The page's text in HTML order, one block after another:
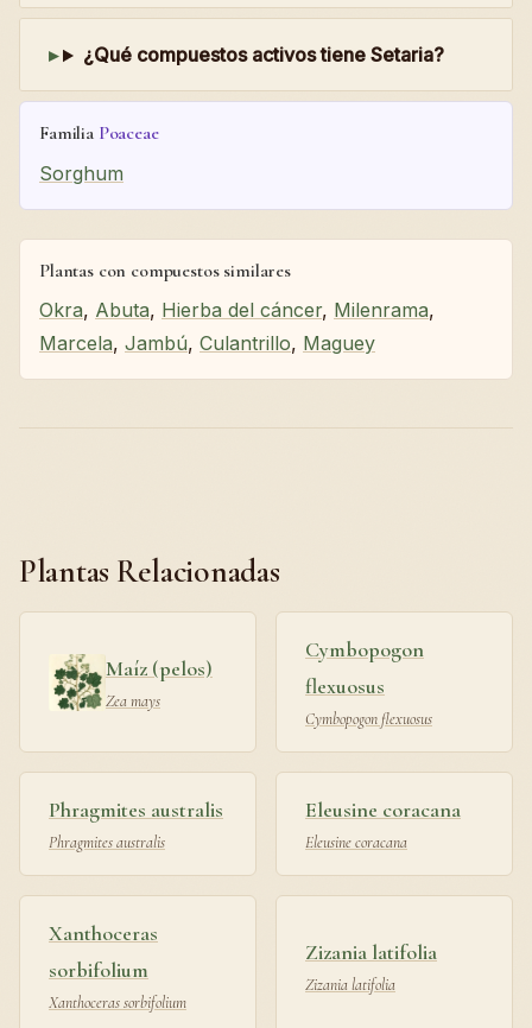
¿Qué compuestos activos tiene Setaria?
Familia Poaceae
Sorghum
Plantas con compuestos similares
Okra, Abuta, Hierba del cáncer, Milenrama,
Marcela, Jambú, Culantrillo, Maguey
Plantas Relacionadas
Maíz (pelos)
Zea mays
Cymbopogon
flexuosus
Cymbopogon flexuosus
Phragmites australis
Phragmites australis
Eleusine coracana
Eleusine coracana
Xanthoceras
sorbifolium
Xanthoceras sorbifolium
Zizania latifolia
Zizania latifolia